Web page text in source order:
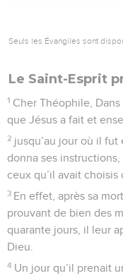
Seuls les Évangiles sont
Le Saint-Esprit
1 Cher Théophile,
que Jésus a fait et
2 jusqu’au jour où il fut
donna ses
ceux qu’il avait choisis
3 En effet, après sa
prouvant de bien des
quarante jours, il leur
Dieu.
4 Un jour qu’il prenait